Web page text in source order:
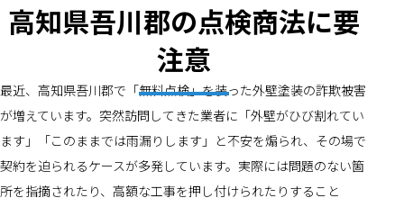
高知県吾川郡の点検商法に要
注意
最近、高知県吾川郡で「無料点検」を装った外壁塗装の詐欺被害
が増えています。突然訪問してきた業者に「外壁がひび割れてい
ます」「このままでは雨漏りします」と不安を煽られ、その場で
契約を迫られるケースが多発しています。実際には問題のない箇
所を指摘されたり、高額な工事を押し付けられたりすること